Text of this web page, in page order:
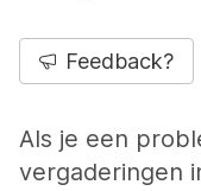
Feedback?
Als je een
vergaderingen